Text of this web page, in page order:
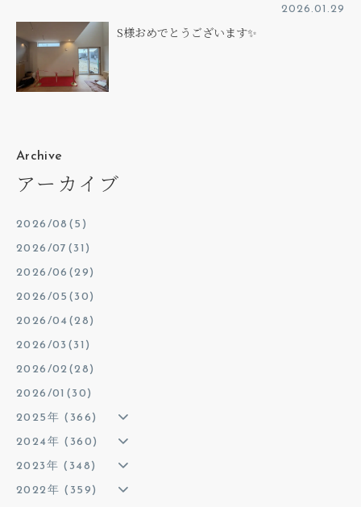
2026.01.29
S様おめでとうございます✨
Archive
アーカイブ
2026/08(5)
2026/07(31)
2026/06(29)
2026/05(30)
2026/04(28)
2026/03(31)
2026/02(28)
2026/01(30)
2025年 (366)
2024年 (360)
2023年 (348)
2022年 (359)